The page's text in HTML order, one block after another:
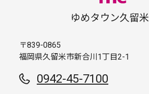
ゆめタウン久留米
〒839-0865
福岡県久留米市新合川1丁目2-1
0942-45-7100